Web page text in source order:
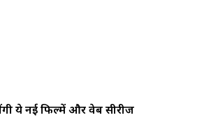
ये नई फिल्में और वेब सीरीज